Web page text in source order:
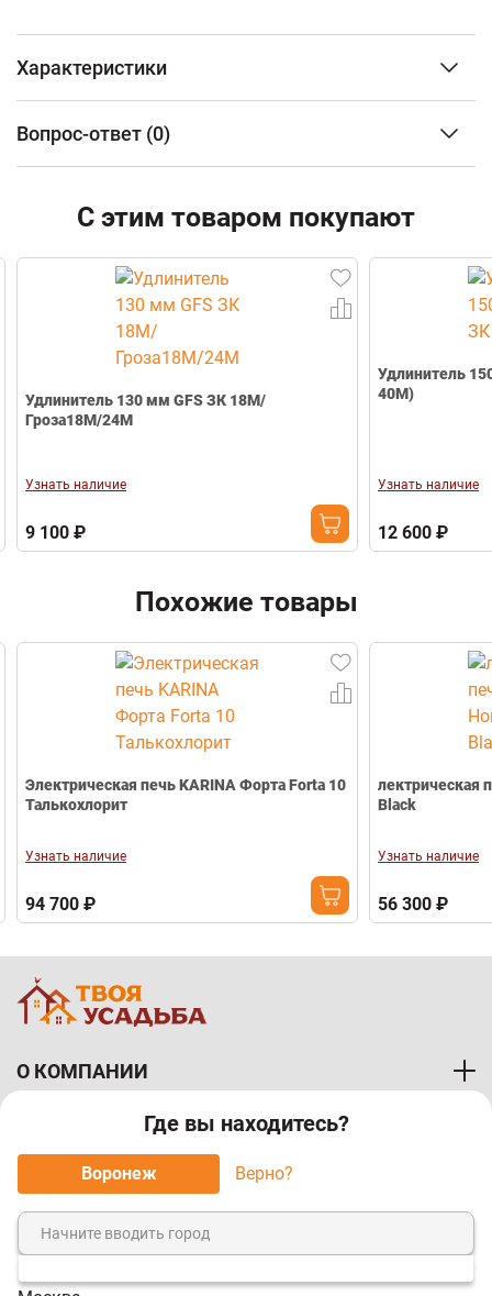
Где вы находитесь?
Воронеж Верно?
Характеристики
электрическая
Объем парного помещения
20 м3
Тип управления
Выносной пульт
Тип кожуха
Нержавеющая
Наличие парогенератора
59 кг
Масса камней,кг
36 кг
Габариты (Ш*В*Г)
Свернуть
Вопрос-ответ (0)
Email
С этим товаром покупают
Удлинитель 130 мм GFS ЗК 18М/
Гроза18М/24М
Узнать наличие
9 100 ₽
Удлинитель
40М)
Узнать наличие
12 600 ₽
Похожие товары
Электрическая печь KARINA Форта Forta 10
Талькохлорит
Узнать наличие
94 700 ₽
лектрическая
Black
Узнать наличие
56 300 ₽
О КОМПАНИИ
ПОКУПАТЕЛЯМ
МЫ ПРИНИМАЕМ К ОПЛАТЕ: